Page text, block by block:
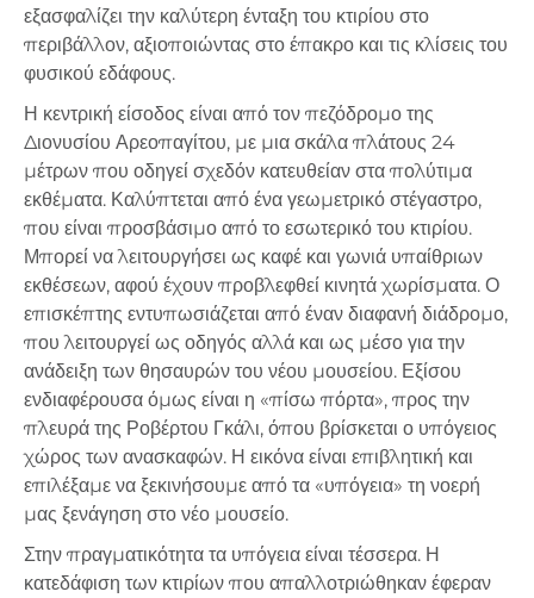
εξασφαλίζει την καλύτερη ένταξη του κτιρίου στο
περιβάλλον, αξιοποιώντας στο έπακρο και τις κλίσεις του
φυσικού εδάφους.
Η κεντρική είσοδος είναι από τον πεζόδρομο της
Διονυσίου Αρεοπαγίτου, με μια σκάλα πλάτους 24
μέτρων που οδηγεί σχεδόν κατευθείαν στα πολύτιμα
εκθέματα. Καλύπτεται από ένα γεωμετρικό στέγαστρο,
που είναι προσβάσιμο από το εσωτερικό του κτιρίου.
Μπορεί να λειτουργήσει ως καφέ και γωνιά υπαίθριων
εκθέσεων, αφού έχουν προβλεφθεί κινητά χωρίσματα. Ο
επισκέπτης εντυπωσιάζεται από έναν διαφανή διάδρομο,
που λειτουργεί ως οδηγός αλλά και ως μέσο για την
ανάδειξη των θησαυρών του νέου μουσείου. Εξίσου
ενδιαφέρουσα όμως είναι η «πίσω πόρτα», προς την
πλευρά της Ροβέρτου Γκάλι, όπου βρίσκεται ο υπόγειος
χώρος των ανασκαφών. Η εικόνα είναι επιβλητική και
επιλέξαμε να ξεκινήσουμε από τα «υπόγεια» τη νοερή
μας ξενάγηση στο νέο μουσείο.
Στην πραγματικότητα τα υπόγεια είναι τέσσερα. Η
κατεδάφιση των κτιρίων που απαλλοτριώθηκαν έφεραν